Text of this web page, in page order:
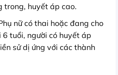
trong, huyết áp cao.
nữ có thai hoặc đang cho
6 tuổi, người có huyết áp
sử dị ứng với các thành